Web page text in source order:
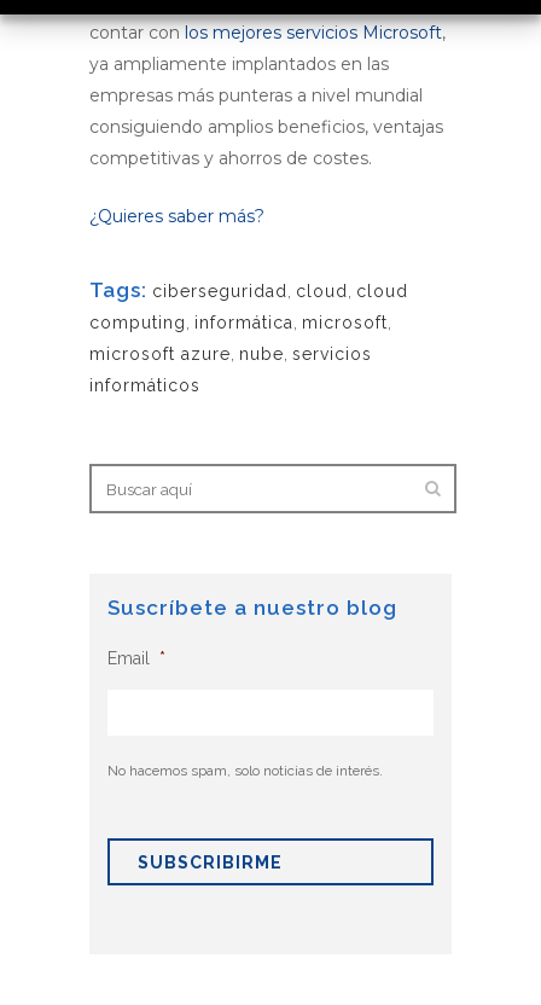
contar con los mejores servicios Microsoft,
ya ampliamente implantados en las
empresas más punteras a nivel mundial
consiguiendo amplios beneficios, ventajas
competitivas y ahorros de costes.
¿Quieres saber más?
Tags: ciberseguridad, cloud, cloud
computing, informática, microsoft,
microsoft azure, nube, servicios
informáticos
Suscríbete a nuestro blog
Email *
No hacemos spam, solo noticias de interés.